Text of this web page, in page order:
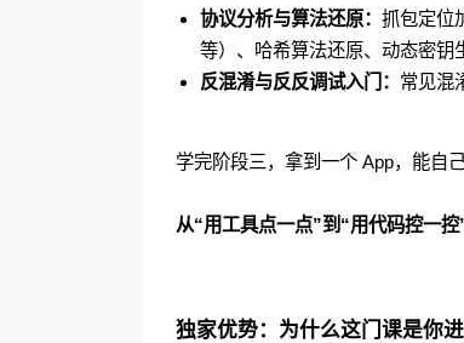
协议分析与算法还原： 抓包定位
等）、哈希算法还原、动态密钥
反混淆与反反调试入门： 常见混
学完阶段三，拿到一个 App，能自
从“用工具点一点”到“用代码控一控
独家优势：为什么这门课是你